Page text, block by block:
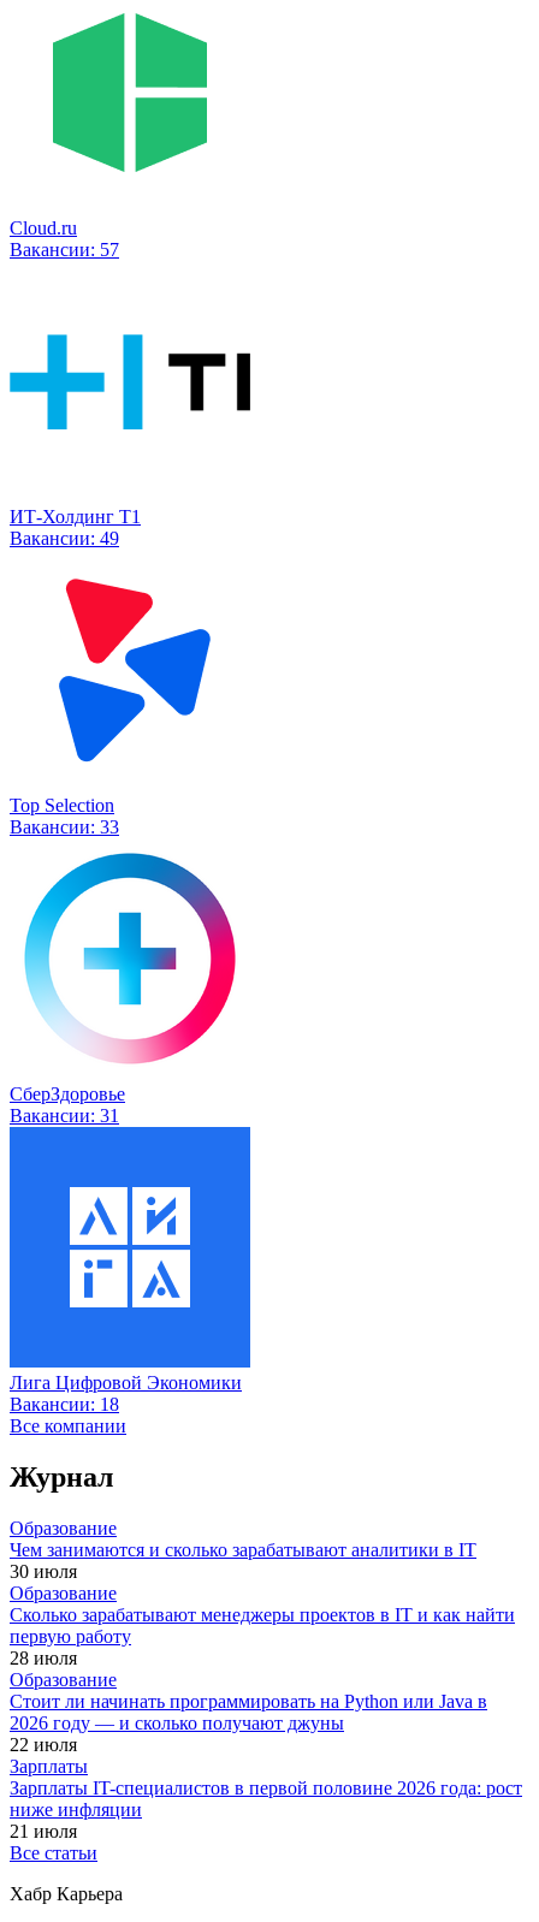
Cloud.ru
Вакансии: 57
ИТ-Холдинг Т1
Вакансии: 49
Top Selection
Вакансии: 33
СберЗдоровье
Вакансии: 31
Лига Цифровой Экономики
Вакансии: 18
Все компании
Журнал
Образование
Чем занимаются и сколько зарабатывают аналитики в IT
30 июля
Образование
Сколько зарабатывают менеджеры проектов в IT и как найти
первую работу
28 июля
Образование
Стоит ли начинать программировать на Python или Java в
2026 году — и сколько получают джуны
22 июля
Зарплаты
Зарплаты IT-специалистов в первой половине 2026 года: рост
ниже инфляции
21 июля
Все статьи
Хабр Карьера